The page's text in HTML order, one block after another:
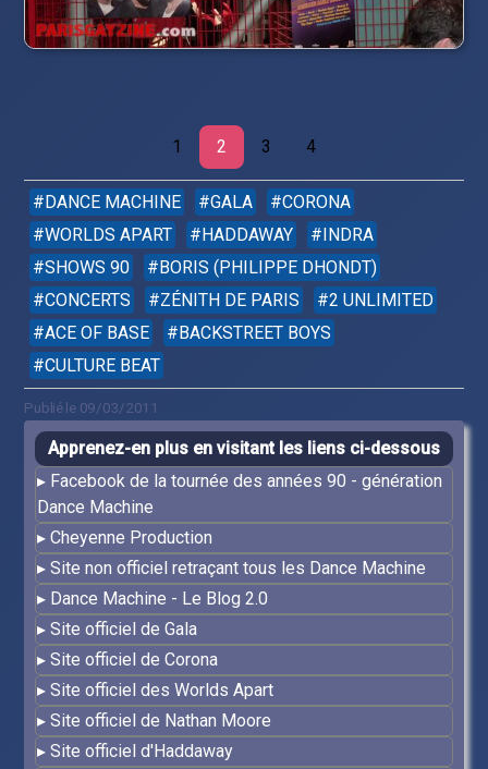
1 2 3 4
DANCE MACHINE GALA
CORONA
WORLDS APART
HADDAWAY
INDRA
SHOWS 90
BORIS (PHILIPPE DHONDT)
CONCERTS
ZÉNITH DE PARIS
2 UNLIMITED
ACE OF BASE
BACKSTREET BOYS
CULTURE BEAT
Publié le 09/03/2011
Apprenez-en plus en visitant les liens ci-dessous
Facebook de la tournée des années 90 - génération
Dance Machine
Cheyenne Production
Site non officiel retraçant tous les Dance Machine
Dance Machine - Le Blog 2.0
Site officiel de Gala
Site officiel de Corona
Site officiel des Worlds Apart
Site officiel de Nathan Moore
Site officiel d'Haddaway